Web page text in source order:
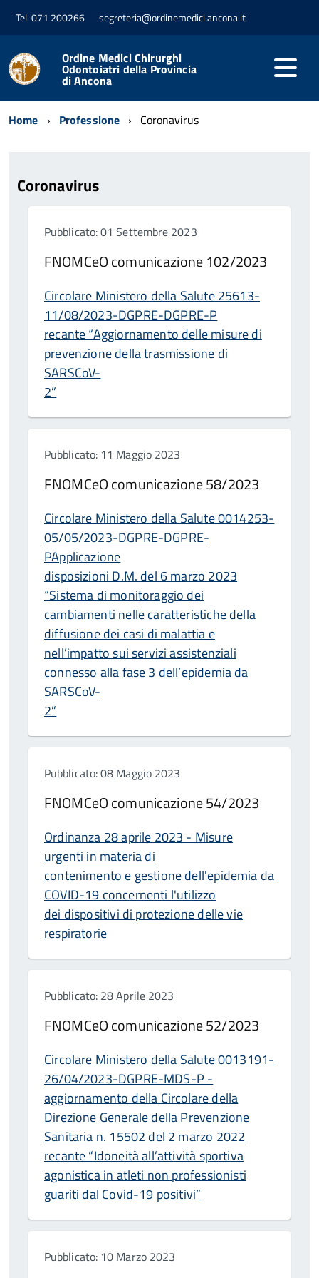
Tel. 071 200266 segreteria@ordinemedici.ancona.it
Ordine Medici Chirurghi
Odontoiatri della Provincia
di Ancona
Home Professione Coronavirus
Coronavirus
Pubblicato: 01 Settembre 2023
FNOMCeO comunicazione 102/2023
Circolare Ministero della Salute 25613-
11/08/2023-DGPRE-DGPRE-P
recante “Aggiornamento delle misure di
prevenzione della trasmissione di
SARSCoV-
2”
Pubblicato: 11 Maggio 2023
FNOMCeO comunicazione 58/2023
Circolare Ministero della Salute 0014253-
05/05/2023-DGPRE-DGPRE-
PApplicazione
disposizioni D.M. del 6 marzo 2023
“Sistema di monitoraggio dei
cambiamenti nelle caratteristiche della
diffusione dei casi di malattia e
nell’impatto sui servizi assistenziali
connesso alla fase 3 dell’epidemia da
SARSCoV-
2”
Pubblicato: 08 Maggio 2023
FNOMCeO comunicazione 54/2023
Ordinanza 28 aprile 2023 - Misure
urgenti in materia di
contenimento e gestione dell'epidemia da
COVID-19 concernenti l'utilizzo
dei dispositivi di protezione delle vie
respiratorie
Pubblicato: 28 Aprile 2023
FNOMCeO comunicazione 52/2023
Circolare Ministero della Salute 0013191-
26/04/2023-DGPRE-MDS-P -
aggiornamento della Circolare della
Direzione Generale della Prevenzione
Sanitaria n. 15502 del 2 marzo 2022
recante “Idoneità all’attività sportiva
agonistica in atleti non professionisti
guariti dal Covid-19 positivi”
Pubblicato: 10 Marzo 2023